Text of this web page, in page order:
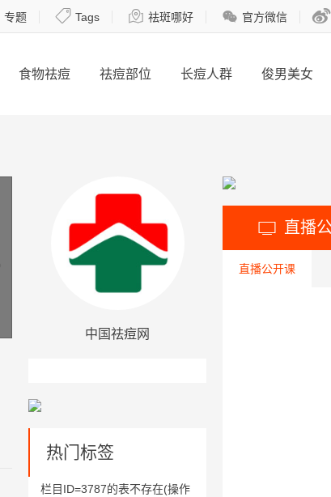
专题  Tags  祛斑哪好  官方微信 
食物祛痘 祛痘部位 长痘人群 俊男美女
中国祛痘网
热门标签
栏目ID=3787的表不存在(操作
 直播
直播公开课